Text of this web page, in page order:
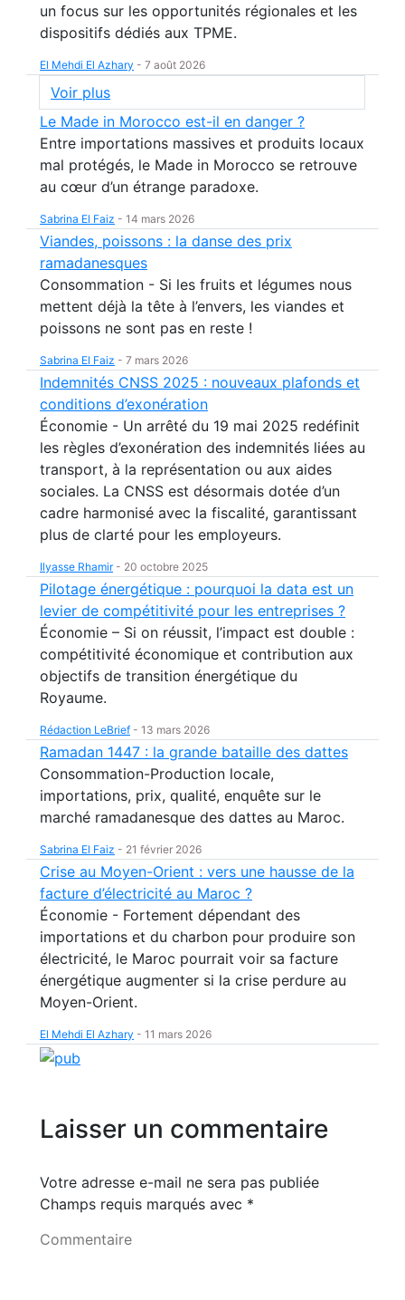
un focus sur les opportunités régionales et les
dispositifs dédiés aux TPME.
El Mehdi El Azhary - 7 août 2026
Voir plus
Le Made in Morocco est-il en danger ?
Entre importations massives et produits locaux
mal protégés, le Made in Morocco se retrouve
au cœur d’un étrange paradoxe.
Sabrina El Faiz - 14 mars 2026
Viandes, poissons : la danse des prix
ramadanesques
Consommation - Si les fruits et légumes nous
mettent déjà la tête à l’envers, les viandes et
poissons ne sont pas en reste !
Sabrina El Faiz - 7 mars 2026
Indemnités CNSS 2025 : nouveaux plafonds et
conditions d’exonération
Économie - Un arrêté du 19 mai 2025 redéfinit
les règles d’exonération des indemnités liées au
transport, à la représentation ou aux aides
sociales. La CNSS est désormais dotée d’un
cadre harmonisé avec la fiscalité, garantissant
plus de clarté pour les employeurs.
Ilyasse Rhamir- 20 octobre 2025
Pilotage énergétique : pourquoi la data est un
levier de compétitivité pour les entreprises ?
Économie – Si on réussit, l’impact est double :
compétitivité économique et contribution aux
objectifs de transition énergétique du
Royaume.
Rédaction LeBrief - 13 mars 2026
Ramadan 1447 : la grande bataille des dattes
Consommation-Production locale,
importations, prix, qualité, enquête sur le
marché ramadanesque des dattes au Maroc.
Sabrina El Faiz - 21 février 2026
Crise au Moyen-Orient : vers une hausse de la
facture d’électricité au Maroc ?
Économie - Fortement dépendant des
importations et du charbon pour produire son
électricité, le Maroc pourrait voir sa facture
énergétique augmenter si la crise perdure au
Moyen-Orient.
El Mehdi El Azhary - 11 mars 2026
Laisser un commentaire
Votre adresse e-mail ne sera pas publiée
Champs requis marqués avec *
Commentaire